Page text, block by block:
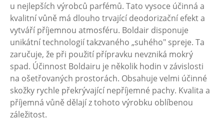
u nejlepších výrobců parfémů. Tato vysoce účinná a
kvalitní vůně má dlouho trvající deodorizační efekt a
vytváří příjemnou atmosféru. Boldair disponuje
unikátní technologií takzvaného „suhého" spreje. Ta
zaručuje, že při použití přípravku nevzniká mokrý
spad. Účinnost Boldairu je několik hodin v závislosti
na ošetřovaných prostorách. Obsahuje velmi účinné
skožky rychle překrývající nepříjemné pachy. Kvalita a
příjemná vůně dělají z tohoto výrobku oblíbenou
záležitost.